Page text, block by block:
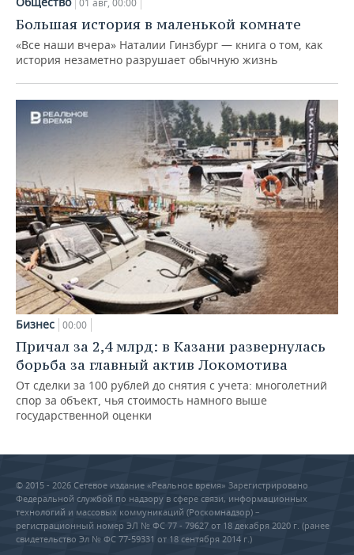
Большая история в маленькой комнате
«Все наши вчера» Наталии Гинзбург — книга о том, как
история незаметно разрушает обычную жизнь
Бизнес 00:00
Причал за 2,4 млрд: в Казани развернулась
борьба за главный актив Локомотива
От сделки за 100 рублей до снятия с учета: многолетний
спор за объект, чья стоимость намного выше
государственной оценки
© 2015 - 2026 Сетевое издание «Реальное время» Зарегистрировано
Федеральной службой по надзору в сфере связи, информационных
технологий и массовых коммуникаций (Роскомнадзор) –
регистрационный номер ЭЛ № ФС 77 - 79627 от 18 декабря 2020 г. (ранее
свидетельство Эл № ФС 77-59331 от 18 сентября 2014 г.)